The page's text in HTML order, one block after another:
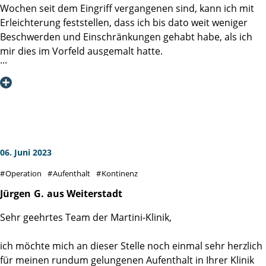
Nochmals herzlichen Dank an alle die mir in dieser Zeit
geholfen haben.
Herzliche Grüße aus Schmitten/Ts
Wochen seit dem Eingriff vergangenen sind, kann ich mit
Erleichterung feststellen, dass ich bis dato weit weniger
Beschwerden und Einschränkungen gehabt habe, als ich
mir dies im Vorfeld ausgemalt hatte.
Ich hatte auch unmittelbar nach der Operation keine
knapp einer Woche bin ich mit Katheder aus der Martini-
von meinem Urologen vor Ort gezogen und ich war schon
unmittelbar danach weitestgehend kontinent. Einzig mit
zurück, ansonsten fühle ich mich in meinem normalen
06. Juni 2023
Operation Aufenthalt Kontinenz
Jürgen G. aus Weiterstadt
Sehr geehrtes Team der Martini-Klinik,
ich möchte mich an dieser Stelle noch einmal sehr herzlich
für meinen rundum gelungenen Aufenthalt in Ihrer Klinik